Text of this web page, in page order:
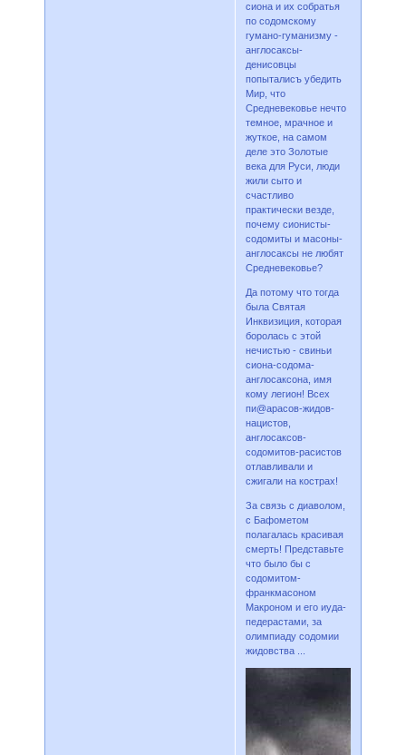
сиона и их собратья
по содомскому
гумано-гуманизму -
англосаксы-
денисовцы
попыталисъ убедить
Мир, что
Средневековье нечто
темное, мрачное и
жуткое, на самом
деле это Золотые
века для Руси, люди
жили сыто и
счастливо
практически везде,
почему сионисты-
содомиты и масоны-
англосаксы не любят
Средневековье?
Да потому что тогда
была Святая
Инквизиция, которая
боролась с этой
нечистью - свиньи
сиона-содома-
англосаксона, имя
кому легион! Всех
пи@арасов-жидов-
нацистов,
англосаксов-
содомитов-расистов
отлавливали и
сжигали на кострах!
За связь с диаволом,
с Бафометом
полагалась красивая
смерть! Представьте
что было бы с
содомитом-
франкмасоном
Макроном и его иуда-
педерастами, за
олимпиаду содомии
жидовства ...